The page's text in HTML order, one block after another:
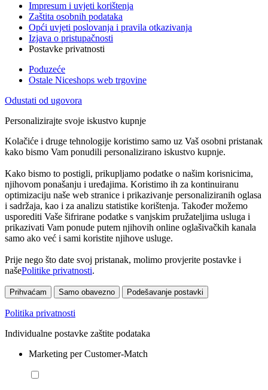
Impresum i uvjeti korištenja
Zaštita osobnih podataka
Opći uvjeti poslovanja i pravila otkazivanja
Izjava o pristupačnosti
Postavke privatnosti
Poduzeće
Ostale Niceshops web trgovine
Odustati od ugovora
Personalizirajte svoje iskustvo kupnje
Kolačiće i druge tehnologije koristimo samo uz Vaš osobni pristanak
kako bismo Vam ponudili personalizirano iskustvo kupnje.
Kako bismo to postigli, prikupljamo podatke o našim korisnicima,
njihovom ponašanju i uređajima. Koristimo ih za kontinuiranu
optimizaciju naše web stranice i prikazivanje personaliziranih oglasa
i sadržaja, kao i za analizu statistike korištenja. Također možemo
usporediti Vaše šifrirane podatke s vanjskim pružateljima usluga i
prikazivati Vam ponude putem njihovih online oglašivačkih kanala
samo ako već i sami koristite njihove usluge.
Prije nego što date svoj pristanak, molimo provjerite postavke i
našePolitike privatnosti.
Prihvaćam Samo obavezno Podešavanje postavki
Politika privatnosti
Individualne postavke zaštite podataka
Marketing per Customer-Match